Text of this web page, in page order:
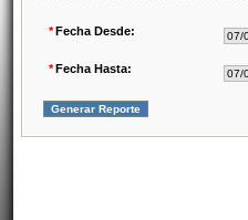
*Fecha Desde:
*Fecha Hasta: